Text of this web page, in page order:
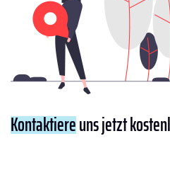
Kontaktiereuns jetzt